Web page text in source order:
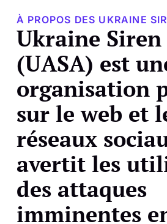
À PROPOS DES UKRAINE
Ukraine
(UASA) est
organisation
sur le web et
réseaux
avertit les
des attaques
imminentes